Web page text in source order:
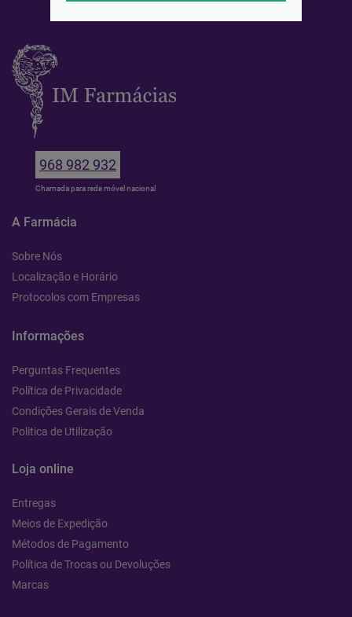
968 982 932
Chamada para rede móvel nacional
A Farmácia
Sobre Nós
Localização e Horário
Protocolos com Empresas
Informações
Perguntas Frequentes
Política de Privacidade
Condições Gerais de Venda
Politica de Utilização
Loja online
Entregas
Meios de Expedição
Métodos de Pagamento
Política de Trocas ou Devoluções
Marcas